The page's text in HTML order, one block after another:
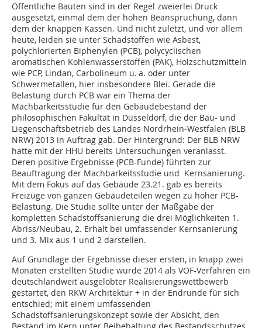
Öffentliche Bauten sind in der Regel zweierlei Druck
ausgesetzt, einmal dem der hohen Beanspruchung, dann
dem der knappen Kassen. Und nicht zuletzt, und vor allem
heute, leiden sie unter Schadstoffen wie Asbest,
polychlorierten Biphenylen (PCB), polycyclischen
aromatischen Kohlenwasserstoffen (PAK), Holzschutzmitteln
wie PCP, Lindan, Carbolineum u. a. oder unter
Schwermetallen, hier insbesondere Blei. Gerade die
Belastung durch PCB war ein Thema der
Machbarkeitsstudie für den Gebäudebestand der
philosophischen Fakultät in Düsseldorf, die der Bau- und
Liegenschaftsbetrieb des Landes Nordrhein-Westfalen (BLB
NRW) 2013 in Auftrag gab. Der Hintergrund: Der BLB NRW
hatte mit der HHU bereits Untersuchungen veranlasst.
Deren positive Ergebnisse (PCB-Funde) führten zur
Beauftragung der Machbarkeitsstudie und Kernsanierung.
Mit dem Fokus auf das Gebäude 23.21. gab es bereits
Freizüge von ganzen Gebäudeteilen wegen zu hoher PCB-
Belastung. Die Studie sollte unter der Maßgabe der
kompletten Schadstoffsanierung die drei Möglichkeiten 1.
Abriss/Neubau, 2. Erhalt bei umfassender Kernsanierung
und 3. Mix aus 1 und 2 darstellen.
Auf Grundlage der Ergebnisse dieser ersten, in knapp zwei
Monaten erstellten Studie wurde 2014 als VOF-Verfahren ein
deutschlandweit ausgelobter Realisierungswettbewerb
gestartet, den RKW Architektur + in der Endrunde für sich
entschied; mit einem umfassenden
Schadstoffsanierungskonzept sowie der Absicht, den